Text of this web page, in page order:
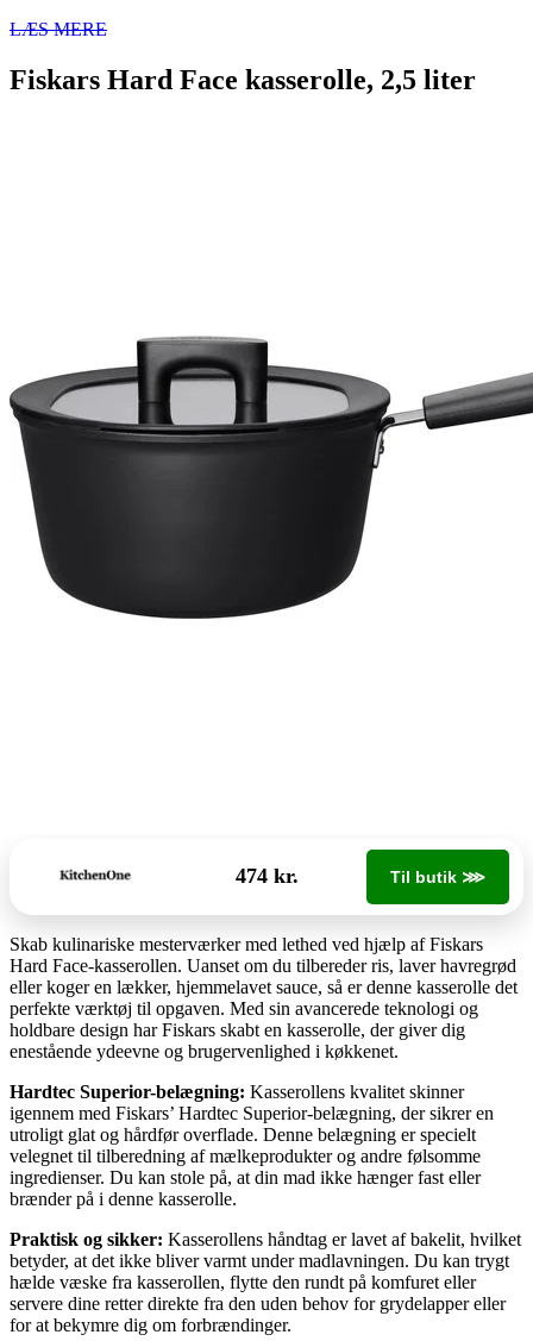
LÆS MERE
Fiskars Hard Face kasserolle, 2,5 liter
474 kr. Til butik ⋙
Skab kulinariske mesterværker med lethed ved hjælp af Fiskars
Hard Face-kasserollen. Uanset om du tilbereder ris, laver havregrød
eller koger en lækker, hjemmelavet sauce, så er denne kasserolle det
perfekte værktøj til opgaven. Med sin avancerede teknologi og
holdbare design har Fiskars skabt en kasserolle, der giver dig
enestående ydeevne og brugervenlighed i køkkenet.
Hardtec Superior-belægning: Kasserollens kvalitet skinner
igennem med Fiskars’ Hardtec Superior-belægning, der sikrer en
utroligt glat og hårdfør overflade. Denne belægning er specielt
velegnet til tilberedning af mælkeprodukter og andre følsomme
ingredienser. Du kan stole på, at din mad ikke hænger fast eller
brænder på i denne kasserolle.
Praktisk og sikker: Kasserollens håndtag er lavet af bakelit, hvilket
betyder, at det ikke bliver varmt under madlavningen. Du kan trygt
hælde væske fra kasserollen, flytte den rundt på komfuret eller
servere dine retter direkte fra den uden behov for grydelapper eller
for at bekymre dig om forbrændinger.